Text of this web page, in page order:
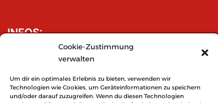
Cookie-Zustimmung
verwalten
Um dir ein optimales Erlebnis zu bieten, verwenden wir
Technologien wie Cookies, um Geräteinformationen zu speichern
und/oder darauf zuzugreifen. Wenn du diesen Technologien
INFOS:
Cookie-Richtlinie (EU)